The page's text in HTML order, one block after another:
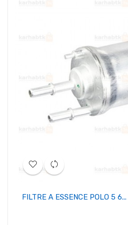
FILTRE A ESSENCE POLO 5 6...